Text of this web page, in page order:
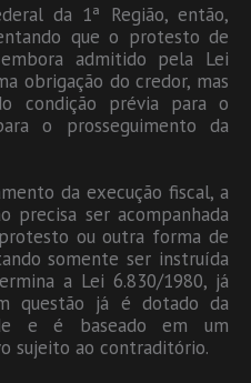
da 1ª Região, então,
que o protesto de
admitido pela Lei
obrigação do credor, mas
condição prévia para o
o prosseguimento da
da execução fiscal, a
precisa ser acompanhada
ou outra forma de
somente ser instruída
a Lei 6.830/1980, já
questão já é dotado da
e é baseado em um
sujeito ao contraditório.